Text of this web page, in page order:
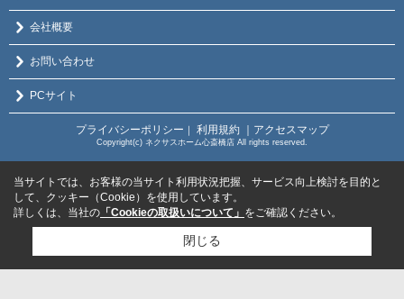
会社概要
お問い合わせ
PCサイト
プライバシーポリシー ｜ 利用規約 ｜アクセスマップ
Copyright(c) ネクサスホーム心斎橋店 All rights reserved.
当サイトでは、お客様の当サイト利用状況把握、サービス向上検討を目的と
して、クッキー（Cookie）を使用しています。
詳しくは、当社の 「Cookieの取扱いについて」 をご確認ください。
閉じる